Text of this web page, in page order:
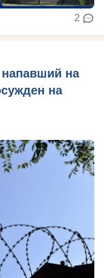
2
на
на